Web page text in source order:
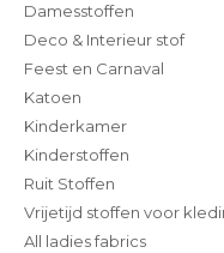
Damesstoffen
Deco & Interieur stof
Feest en Carnaval
Katoen
Kinderkamer
Kinderstoffen
Ruit Stoffen
Vrijetijd stoffen voor
All ladies fabrics